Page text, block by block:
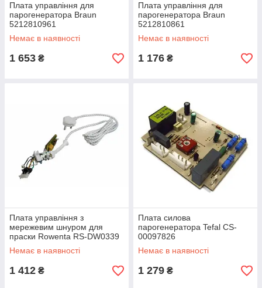
Плата управління для
парогенератора Braun
5212810961
Немає в наявності
1 653 ₴
Плата управління для
парогенератора Braun
5212810861
Немає в наявності
1 176 ₴
Плата управління з
мережевим шнуром для
праски Rowenta RS-DW0339
Немає в наявності
1 412 ₴
Плата силова
парогенератора Tefal CS-
00097826
Немає в наявності
1 279 ₴